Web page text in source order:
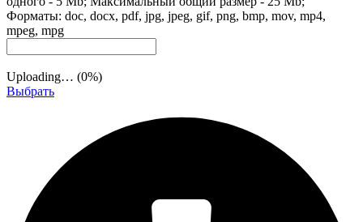
Форматы: doc, docx, pdf, jpg, jpeg, gif, png, bmp, mov, mp4,
mpeg, mpg
Uploading… (0%)
Выбрать